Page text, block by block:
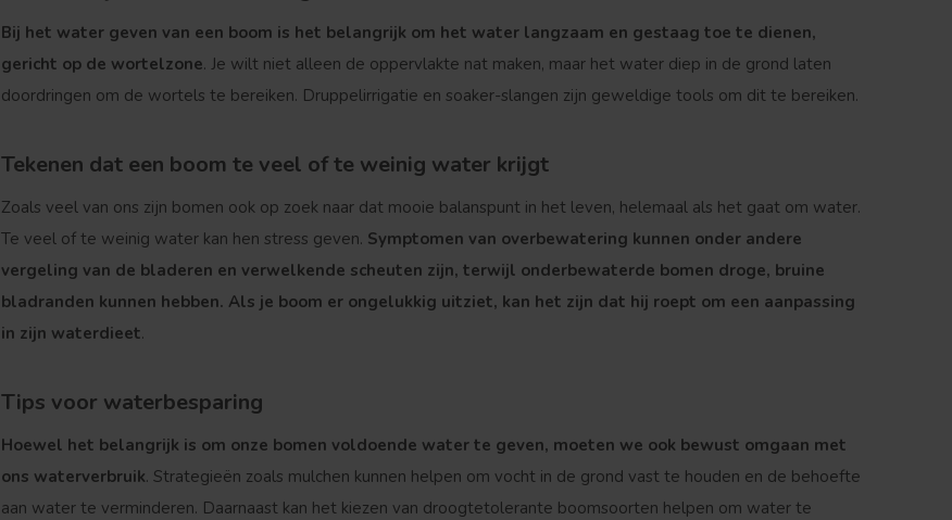
Bij het water geven van een boom is het belangrijk om het water langzaam en gestaag toe te dienen,
gericht op de wortelzone. Je wilt niet alleen de oppervlakte nat maken, maar het water diep in de grond laten
doordringen om de wortels te bereiken. Druppelirrigatie en soaker-slangen zijn geweldige tools om dit te bereiken.
Tekenen dat een boom te veel of te weinig water krijgt
Zoals veel van ons zijn bomen ook op zoek naar dat mooie balanspunt in het leven, helemaal als het gaat om water.
Te veel of te weinig water kan hen stress geven. Symptomen van overbewatering kunnen onder andere
vergeling van de bladeren en verwelkende scheuten zijn, terwijl onderbewaterde bomen droge, bruine
bladranden kunnen hebben. Als je boom er ongelukkig uitziet, kan het zijn dat hij roept om een aanpassing
in zijn waterdieet.
Tips voor waterbesparing
Hoewel het belangrijk is om onze bomen voldoende water te geven, moeten we ook bewust omgaan met
ons waterverbruik. Strategieën zoals mulchen kunnen helpen om vocht in de grond vast te houden en de behoefte
aan water te verminderen. Daarnaast kan het kiezen van droogtetolerante boomsoorten helpen om water te